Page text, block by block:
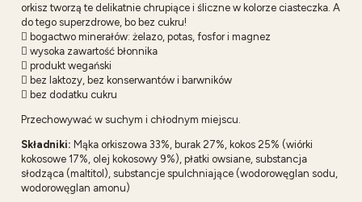
orkisz tworzą te delikatnie chrupiące i śliczne w kolorze ciasteczka. A
do tego superzdrowe, bo bez cukru!
 bogactwo minerałów: żelazo, potas, fosfor i magnez
 wysoka zawartość błonnika
 produkt wegański
 bez laktozy, bez konserwantów i barwników
 bez dodatku cukru
Przechowywać w suchym i chłodnym miejscu.
Składniki: Mąka orkiszowa 33%, burak 27%, kokos 25% (wiórki
kokosowe 17%, olej kokosowy 9%), płatki owsiane, substancja
słodząca (maltitol), substancje spulchniające (wodorowęglan sodu,
wodorowęglan amonu)